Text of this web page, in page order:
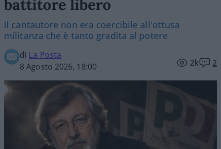
battitore libero
Il cantautore non era coercibile all'ottusa
militanza che è tanto gradita al potere
di La Posta
8 Agosto 2026, 18:00
2k 2